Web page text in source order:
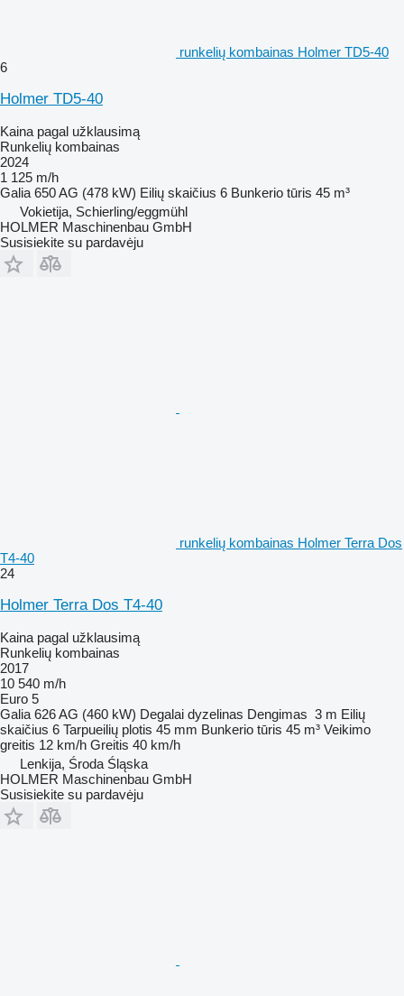
runkelių kombainas Holmer TD5-40
6
Holmer TD5-40
Kaina pagal užklausimą
Runkelių kombainas
2024
1 125 m/h
Galia 650 AG (478 kW) Eilių skaičius 6 Bunkerio tūris 45 m³
Vokietija, Schierling/eggmühl
HOLMER Maschinenbau GmbH
Susisiekite su pardavėju
runkelių kombainas Holmer Terra Dos
T4-40
24
Holmer Terra Dos T4-40
Kaina pagal užklausimą
Runkelių kombainas
2017
10 540 m/h
Euro 5
Galia 626 AG (460 kW) Degalai dyzelinas Dengimas 3 m Eilių
skaičius 6 Tarpueilių plotis 45 mm Bunkerio tūris 45 m³ Veikimo
greitis 12 km/h Greitis 40 km/h
Lenkija, Środa Śląska
HOLMER Maschinenbau GmbH
Susisiekite su pardavėju